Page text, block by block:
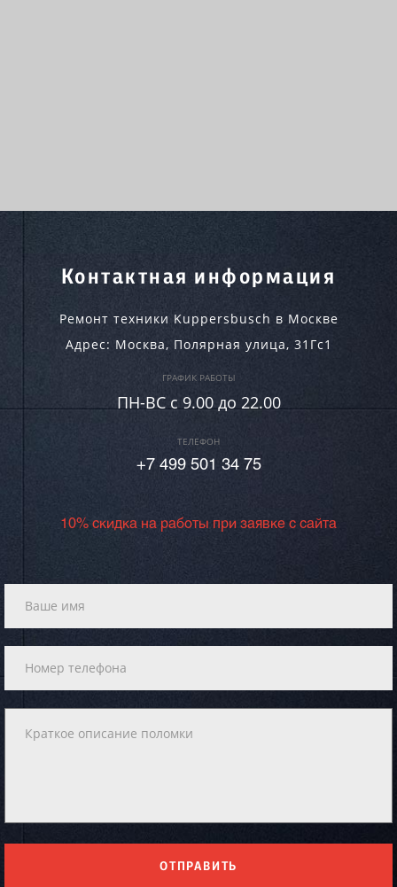
Контактная информация
Ремонт техники Kuppersbusch в Москве
Адрес: Москва, Полярная улица, 31Гс1
ГРАФИК РАБОТЫ
ПН-ВC c 9.00 до 22.00
ТЕЛЕФОН
+7 499 501 34 75
10% скидка на работы при заявке с сайта
ОТПРАВИТЬ